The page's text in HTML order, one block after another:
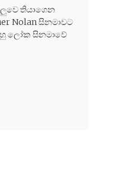
තියාගෙන
Nolan සිනමාවට
ලෝක සිනමාවේ